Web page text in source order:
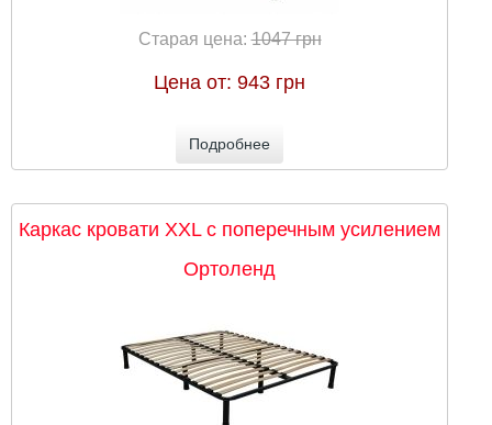
Старая цена:1047 грн
Цена от:943 грн
Подробнее
Каркас кровати XXL с поперечным усилением
Ортоленд